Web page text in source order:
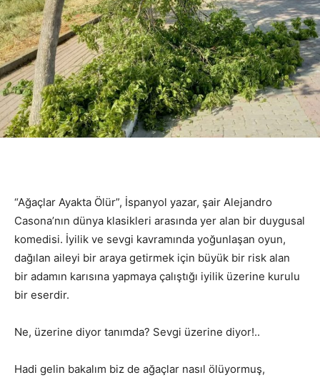
“Ağaçlar Ayakta Ölür”, İspanyol yazar, şair Alejandro
Casona’nın dünya klasikleri arasında yer alan bir duygusal
komedisi. İyilik ve sevgi kavramında yoğunlaşan oyun,
dağılan aileyi bir araya getirmek için büyük bir risk alan
bir adamın karısına yapmaya çalıştığı iyilik üzerine kurulu
bir eserdir.
Ne, üzerine diyor tanımda? Sevgi üzerine diyor!..
Hadi gelin bakalım biz de ağaçlar nasıl ölüyormuş,